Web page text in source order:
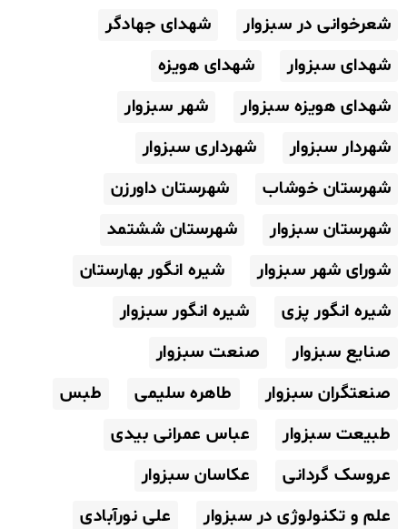
شعرخوانی در سبزوار
شهدای جهادگر
شهدای سبزوار
شهدای هویزه
شهدای هویزه سبزوار
شهر سبزوار
شهردار سبزوار
شهرداری سبزوار
شهرستان خوشاب
شهرستان داورزن
شهرستان سبزوار
شهرستان ششتمد
شورای شهر سبزوار
شیره انگور بهارستان
شیره انگور پزی
شیره انگور سبزوار
صنایع سبزوار
صنعت سبزوار
صنعتگران سبزوار
طاهره سلیمی
طبس
طبیعت سبزوار
عباس عمرانی بیدی
عروسک گردانی
عکاسان سبزوار
علم و تکنولوژی در سبزوار
علی نورآبادی